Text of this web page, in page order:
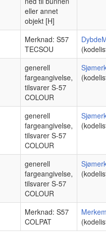
eller annet
objekt [H]
Merknad: S57
TECSOU
generell
fargeangivelse,
tilsvarer S-57
COLOUR
generell
fargeangivelse,
tilsvarer S-57
COLOUR
generell
fargeangivelse,
tilsvarer S-57
COLOUR
Merknad: S57
COLPAT